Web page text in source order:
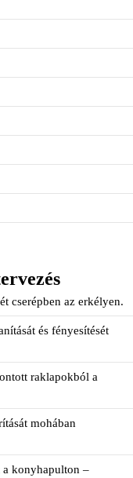
cserépben az erkélyen.
és fényesítését
raklapokból a
mohában
konyhapulton –